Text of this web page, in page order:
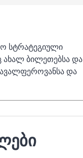
სტრატეგიული
ბილეთებსა და
და